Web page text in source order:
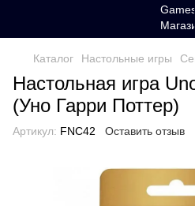
Каталог Настольные игры
Настольная игра
(Уно Гарри Поттер)
Артикул: FNC42 Оставить отзыв